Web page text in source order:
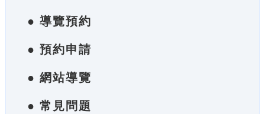
● 導覽預約
● 預約申請
● 網站導覽
● 常見問題